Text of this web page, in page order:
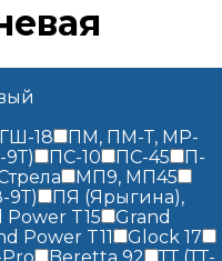
ГШ-18
ПМ, ПМ-Т, MP-
ПС-10 ПС-45
П-
МП9, МП45
9Т)
ПЯ (Ярыгина),
Power T15
Grand
Power T11
Glock 17